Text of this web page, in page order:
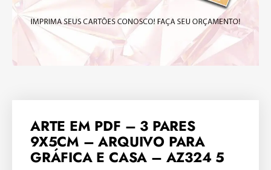
ARTE EM PDF – 3 PARES
9X5CM – ARQUIVO PARA
GRÁFICA E CASA – AZ324 5